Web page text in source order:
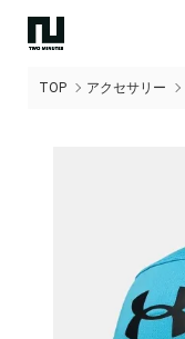
TOP アクセサリー